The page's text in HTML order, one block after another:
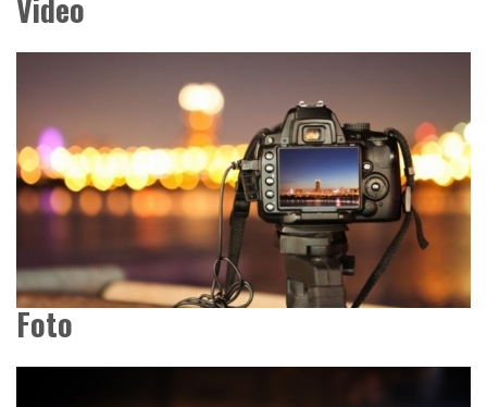
Video
Foto